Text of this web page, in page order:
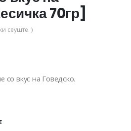
70гр]
сеуште. )
со вкус на Говедско.